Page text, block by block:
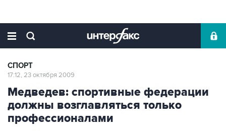
СПОРТ
17:12, 23 октября 2009
Медведев: спортивные федерации
должны возглавляться только
профессионалами